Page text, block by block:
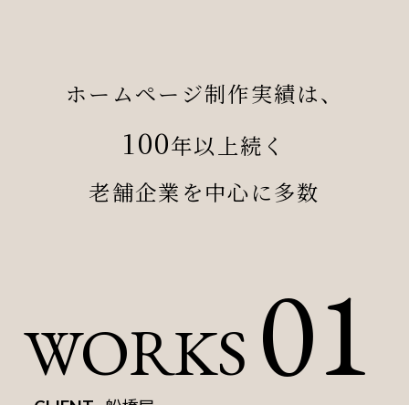
ホームページ制作実績は、
100年以上続く
老舗企業を中心に多数
WORKS 01